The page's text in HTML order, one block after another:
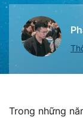
Trong những